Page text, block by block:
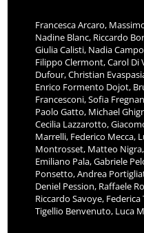
Francesca Arcaro,
Nadine Blanc, Riccardo
Giulia Calisti, Nadia
Filippo Clermont, Carol Di
Dufour, Christian
Enrico Formento Dojot,
Francesconi, Sofia
Paolo Gatto, Michael
Cecilia Lazzarotto,
Marrelli, Federico Mecca,
Montrosset, Matteo
Emiliano Pala, Gabriele
Ponsetto, Andrea
Deniel Pession, Raffaele
Riccardo Savoye,
Tigellio Benvenuto, Luca